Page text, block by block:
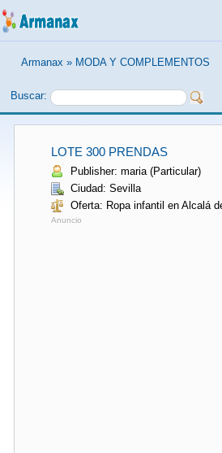
Armanax » MODA Y COMPLEMENTOS
Buscar:
LOTE 300 PRENDAS
Publisher: maria (Particular)
Ciudad: Sevilla
Oferta: Ropa infantil en Alcalá
Anuncio